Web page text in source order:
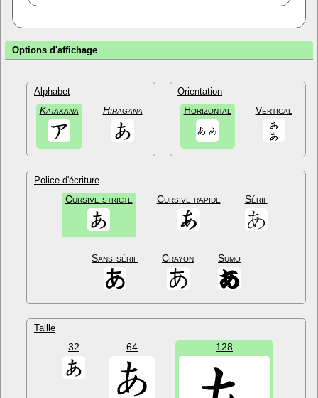
Options d'affichage
Alphabet
Katakana Hiragana
Orientation
Horizontal Vertical
Police d'écriture
Cursive stricte Cursive rapide Sérif
Sans-sérif Crayon Sumo
Taille
32 64 128